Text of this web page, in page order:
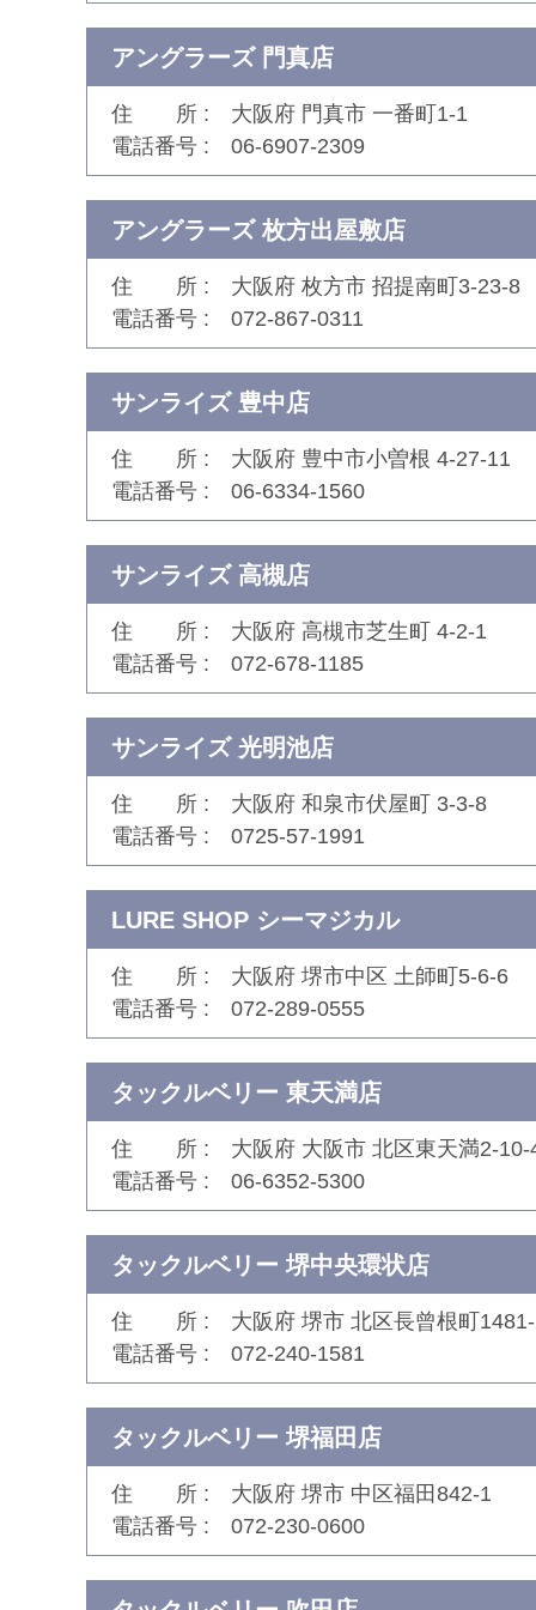
アングラーズ 門真店
住 所
大阪府 門真市 一番町1-1
電話番号
06-6907-2309
アングラーズ 枚方出屋敷店
住 所
大阪府 枚方市 招提南町3-23-8
電話番号
072-867-0311
サンライズ 豊中店
住 所
大阪府 豊中市小曽根 4-27-11
電話番号
06-6334-1560
サンライズ 高槻店
住 所
大阪府 高槻市芝生町 4-2-1
電話番号
072-678-1185
サンライズ 光明池店
住 所
大阪府 和泉市伏屋町 3-3-8
電話番号
0725-57-1991
LURE SHOP シーマジカル
住 所
大阪府 堺市中区 土師町5-6-6
電話番号
072-289-0555
タックルベリー 東天満店
住 所
大阪府 大阪市 北区東天満2-10-
電話番号
06-6352-5300
タックルベリー 堺中央環状店
住 所
大阪府 堺市 北区長曾根町
電話番号
072-240-1581
タックルベリー 堺福田店
住 所
大阪府 堺市 中区福田842-1
電話番号
072-230-0600